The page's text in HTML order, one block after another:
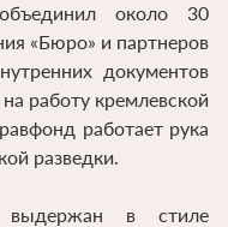
около 30
«Бюро» и партнеров
документов
работу кремлевской
работает рука
разведки.
выдержан в стиле